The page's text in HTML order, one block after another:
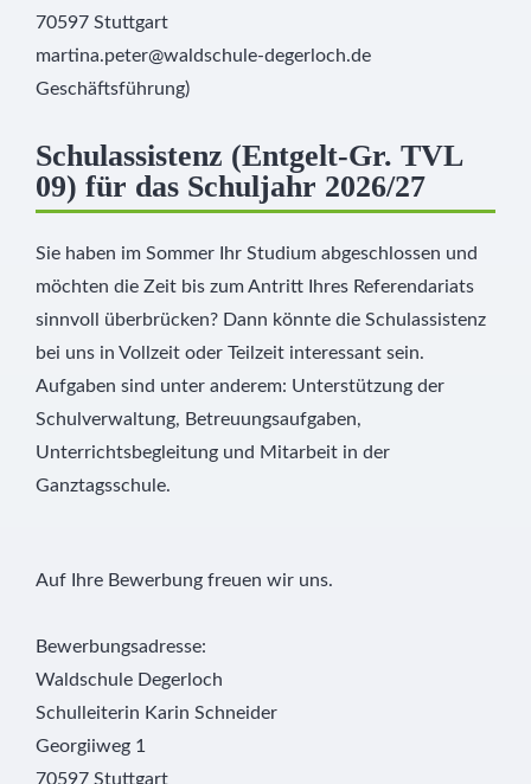
70597 Stuttgart
martina.peter@waldschule-degerloch.de
Geschäftsführung)
Schulassistenz (Entgelt-Gr. TVL
09) für das Schuljahr 2026/27
Sie haben im Sommer Ihr Studium abgeschlossen und
möchten die Zeit bis zum Antritt Ihres Referendariats
sinnvoll überbrücken? Dann könnte die Schulassistenz
bei uns in Vollzeit oder Teilzeit interessant sein.
Aufgaben sind unter anderem: Unterstützung der
Schulverwaltung, Betreuungsaufgaben,
Unterrichtsbegleitung und Mitarbeit in der
Ganztagsschule.
Auf Ihre Bewerbung freuen wir uns.
Bewerbungsadresse:
Waldschule Degerloch
Schulleiterin Karin Schneider
Georgiiweg 1
70597 Stuttgart